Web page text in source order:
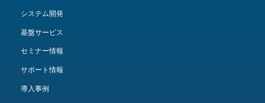
システム開発
基盤サービス
セミナー情報
サポート情報
導入事例